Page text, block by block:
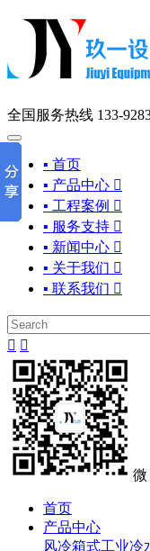
全国服务热线 133-
▪ 首页
▪ 产品中心 
▪ 工程案例 
▪ 服务支持 
▪ 新闻中心 
▪ 关于我们 
▪ 联系我们 
 
首页
产品中心
风冷箱式工业冷